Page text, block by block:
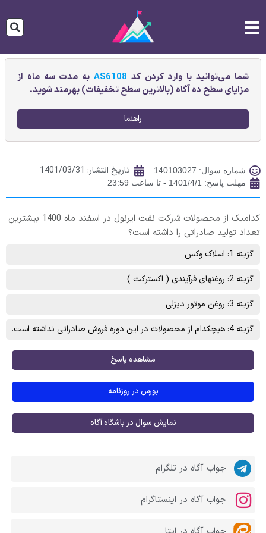
شما می‌توانید با وارد کردن کد AS6108به مدت سه ماه از
مزایای سطح ده آگاه (بالاترین سطح تخفیفات) بهرمند شوید.
راهنما
شماره سوال: 140103027 تاریخ انتشار: 1401/03/31
مهلت پاسخ: 1401/4/1 - تا ساعت 23:59
کدامیک از محصولات شرکت نفت ایرنول در اسفند ماه 1400 بیشترین
تعداد تولید صادراتی را داشته است؟
گزینه 1: اسلاک وکس
گزینه 2: روغنهای فرآيندی ( اکسترکت )
گزینه 3: روغن موتور ديزلی
گزینه 4: هیچکدام از محصولات در این دوره فروش صادراتی نداشته است.
مشاهده پاسخ
بورس در روزنامه
نمایش سوال در باشگاه آگاه
جواب آگاه در تلگرام
جواب آگاه در اینستاگرام